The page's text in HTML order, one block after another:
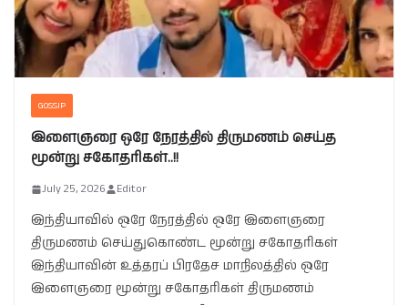
GOSSIP
இளைஞரை ஒரே நேரத்தில் திருமணம் செய்த
மூன்று சகோதரிகள்..!!
July 25, 2026 Editor
இந்தியாவில் ஒரே நேரத்தில் ஒரே இளைஞரை
திருமணம் செய்துகொண்ட மூன்று சகோதரிகள்
இந்தியாவின் உத்தரப் பிரதேச மாநிலத்தில் ஒரே
இளைஞரை மூன்று சகோதரிகள் திருமணம்